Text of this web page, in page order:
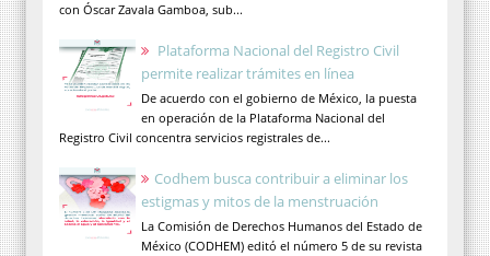
con Óscar Zavala Gamboa, sub...
Plataforma Nacional del Registro Civil
permite realizar trámites en línea
De acuerdo con el gobierno de México, la puesta
en operación de la Plataforma Nacional del
Registro Civil concentra servicios registrales de...
Codhem busca contribuir a eliminar los
estigmas y mitos de la menstruación
La Comisión de Derechos Humanos del Estado de
México (CODHEM) editó el número 5 de su revista